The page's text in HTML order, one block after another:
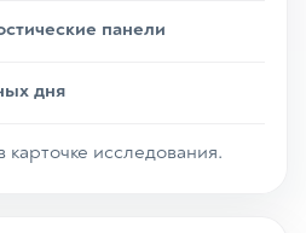
панели
дня
исследования.